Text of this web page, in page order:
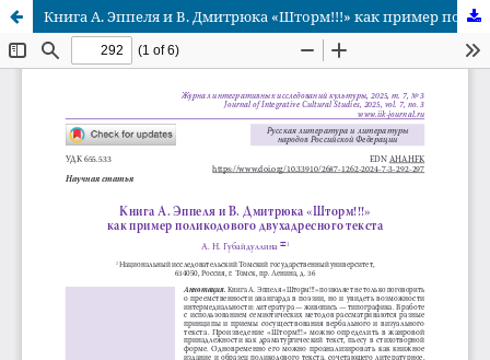
Книга А. Эппеля и В. Дмитрюка «Шторм!!!» как пример поликодового двухадресного текста